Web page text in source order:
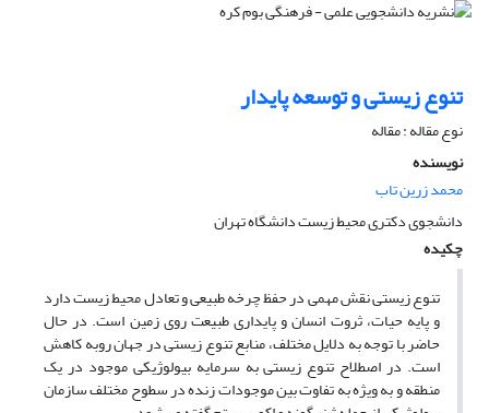
تنوع زیستی و توسعه پایدار
نوع مقاله : مقاله
نویسنده
محمد زرین تاب
دانشجوی دکتری محیط زیست دانشگاه تهران
چکیده
تنوع زیستی نقش مهمی در حفظ چرخه طبیعی و تعادل محیط زیست دارد
و پایه حیات، ثروت انسان و پایداری طبیعت روی زمین است. در حال
حاضر با توجه به دلایل مختلف، منابع تنوع زیستی در جهان روبه کاهش
است. در اصطلاح تنوع زیستی به سرمایه بیولوژیکی موجود در یک
منطقه و به ویژه به تفاوت بین موجودات زنده در سطوح مختلف سازمان